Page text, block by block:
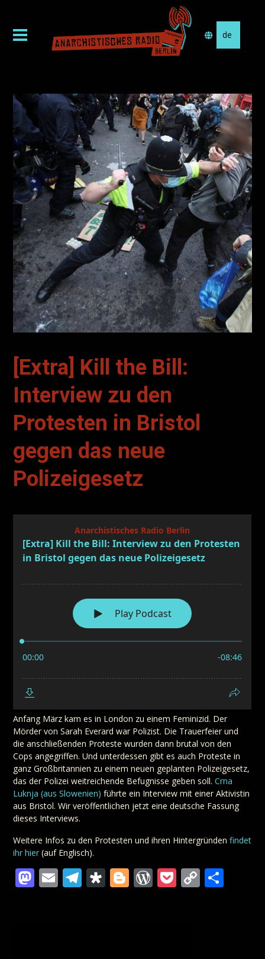
auswählen
[Extra] Kill the Bill:
Interview zu den
Protesten in Bristol
gegen das neue
Polizeigesetz
Anfang März kam es in London zu einem Feminizid. Der
Mörder von Sarah Everard war Polizist. Die Trauerfeier und
die anschließenden Proteste wurden dann brutal von den
Cops angegriffen. Und unterdessen gibt es auch Proteste in
ganz Großbritannien zu einem neuen geplanten Polizeigesetz,
das der Polizei weitreichende Befugnisse geben soll.Crna
Luknja (aus Slowenien) führte ein Interview mit einer Aktivistin
aus Bristol. Wir veröffentlichen jetzt eine deutsche Fassung
dieses Interviews.
Weitere Infos zu den Protesten und ihren Hintergründenfindet
ihr hier (auf Englisch).
Mastodon
EmailTelegram
Diaspora
Blogger
WordPress
Pocket
Copy